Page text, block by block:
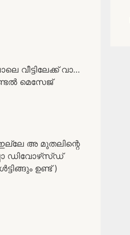
വീട്ടിലേക്ക് വാ…
മെസേജ്
അ മുതലിന്റെ
ഡിവോഴ്‌സ്ഡ്
ഉണ്ട് )